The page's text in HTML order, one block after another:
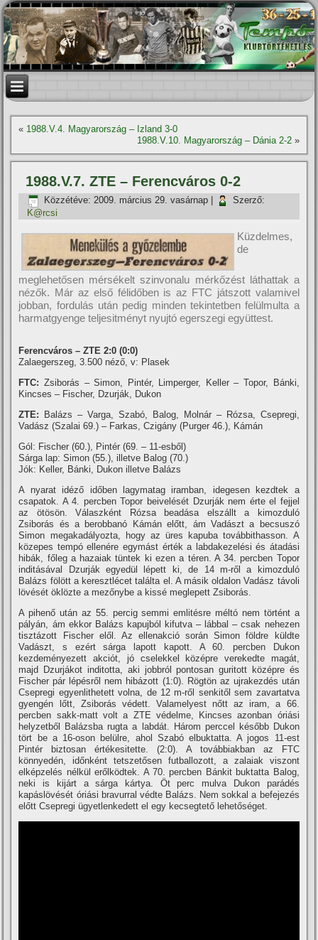
« 1988.V.4. Magyarország – Izland 3-0
1988.V.10. Magyarország – Dánia 2-2»
1988.V.7. ZTE – Ferencváros 0-2
Közzétéve: 2009. március 29. vasárnap
Szerző:
K@rcsi
Küzdelmes,
de
meglehetősen mérsékelt szinvonalu mérkőzést láthattak a
nézők. Már az első félidőben is az FTC játszott valamivel
jobban, fordulás után pedig minden tekintetben felülmulta a
harmatgyenge teljesitményt nyujtó egerszegi együttest.
Ferencváros – ZTE 2:0 (0:0)
Zalaegerszeg, 3.500 néző, v: Plasek
FTC: Zsiborás – Simon, Pintér, Limperger, Keller – Topor, Bánki,
Kincses – Fischer, Dzurják, Dukon
ZTE: Balázs – Varga, Szabó, Balog, Molnár – Rózsa, Csepregi,
Vadász (Szalai 69.) – Farkas, Czigány (Purger 46.), Kámán
Gól: Fischer (60.), Pintér (69. – 11-esből)
Sárga lap: Simon (55.), illetve Balog (70.)
Jók: Keller, Bánki, Dukon illetve Balázs
A nyarat idéző időben lagymatag iramban, idegesen kezdtek a
csapatok. A 4. percben Topor beivelését Dzurják nem érte el fejjel
az ötösön. Válaszként Rózsa beadása elszállt a kimozduló
Zsiborás és a berobbanó Kámán előtt, ám Vadászt a becsuszó
Simon megakadályozta, hogy az üres kapuba továbbithasson. A
közepes tempó ellenére egymást érték a labdakezelési és átadási
hibák, főleg a hazaiak tüntek ki ezen a téren. A 34. percben Topor
inditásával Dzurják egyedül lépett ki, de 14 m-ről a kimozduló
Balázs fölött a keresztlécet találta el. A másik oldalon Vadász távoli
lövését öklözte a mezőnybe a kissé meglepett Zsiborás.
A pihenő után az 55. percig semmi emlitésre méltó nem történt a
pályán, ám ekkor Balázs kapujból kifutva – lábbal – csak nehezen
tisztázott Fischer elől. Az ellenakció során Simon földre küldte
Vadászt, s ezért sárga lapott kapott. A 60. percben Dukon
kezdeményezett akciót, jó cselekkel középre verekedte magát,
majd Dzurjákot inditotta, aki jobbról pontosan guritott középre és
Fischer pár lépésről nem hibázott (1:0). Rögtön az ujrakezdés után
Csepregi egyenlithetett volna, de 12 m-ről senkitől sem zavartatva
gyengén lőtt, Zsiborás védett. Valamelyest nőtt az iram, a 66.
percben sakk-matt volt a ZTE védelme, Kincses azonban óriási
helyzetből Balázsba rugta a labdát. Három perccel később Dukon
tört be a 16-oson belülre, ahol Szabó elbuktatta. A jogos 11-est
Pintér biztosan értékesitette. (2:0). A továbbiakban az FTC
könnyedén, időnként tetszetősen futballozott, a zalaiak viszont
elképzelés nélkül erőlködtek. A 70. percben Bánkit buktatta Balog,
neki is kijárt a sárga kártya. Öt perc mulva Dukon parádés
kapáslövését óriási bravurral védte Balázs. Nem sokkal a befejezés
előtt Csepregi ügyetlenkedett el egy kecsegtető lehetőséget.